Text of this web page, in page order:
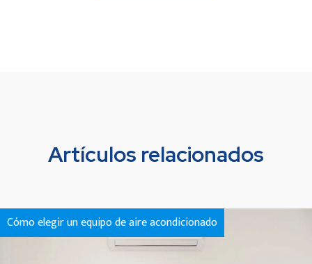
Artículos relacionados
Cómo elegir un equipo de aire acondicionado